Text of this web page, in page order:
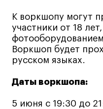
Цифровой маркетолог
Технолог-
Коммерческий
Все программы
Для школьников
К воркшопу могут
участники от 18
Воркшоп будет
русском языках.
Даты воркшопа:
5 июня с 19:30 до